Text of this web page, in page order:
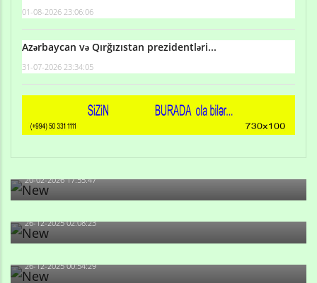
01-08-2026 23:06:06
Azərbaycan və Qırğızıstan prezidentləri...
31-07-2026 23:34:05
Qulu Məhərrəmli: Sosial şəbəkələrdə söyüş niyə artıb?
20-02-2026 17:55:47
Məni bura NAZİR GÖNDƏRİB - 1937-ci ildən fəaliyyətdə
26-12-2025 02:08:23
-Ay qız, sən məhkəməni udmayacaqsan... Sən bilirsən
də, məni...
26-12-2025 00:54:29